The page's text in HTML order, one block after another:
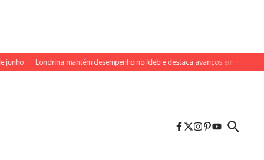
Londrina mantém desempenho no Ideb e destaca avanços em escolas